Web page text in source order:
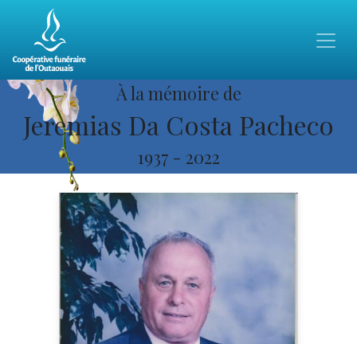
À la mémoire de
Jeremias Da Costa Pacheco
1937 - 2022